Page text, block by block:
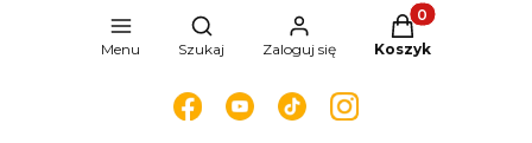
Menu
Otwórz wyszukiwarkę
Szukaj Zaloguj się
Produkty w
Koszyk